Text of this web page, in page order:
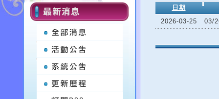
日期
2026-03-25
03/